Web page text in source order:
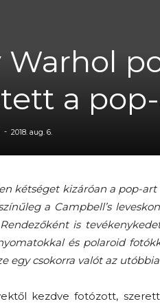
a
- 2018. aug. 6.
kétséget kizáróan a pop-art
a Campbell’s
is
és polaroid
egy csokorra valót az
kezdve fotózott,